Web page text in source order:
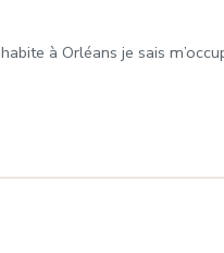
à Orléans je sais